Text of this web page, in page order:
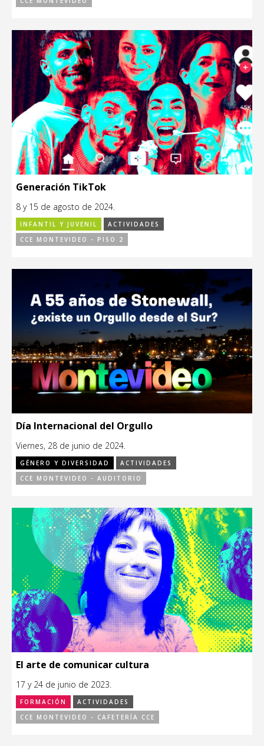
Generación TikTok
8 y 15 de agosto de 2024.
INFANTIL Y JUVENIL
ACTIVIDADES
CCE MONTEVIDEO - PISO 2
Día Internacional del Orgullo
Viernes, 28 de junio de 2024.
GÉNERO Y DIVERSIDAD
ACTIVIDADES
CCE MONTEVIDEO - AUDITORIO
El arte de comunicar cultura
17 y 24 de junio de 2023.
FORMACIÓN
ACTIVIDADES
CCE MONTEVIDEO - CAFETERÍA CCE